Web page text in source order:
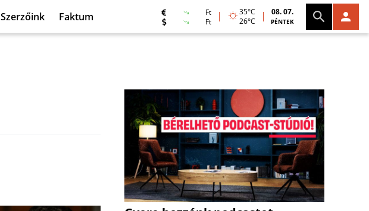
Szerzőink Faktum
Ft
Ft
35°C
26°C
08. 07.
PÉNTEK